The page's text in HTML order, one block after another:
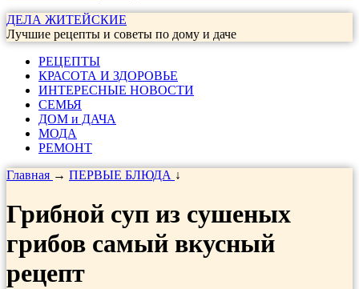
ДЕЛА ЖИТЕЙСКИЕ
Лучшие рецепты и советы по дому и даче
РЕЦЕПТЫ
КРАСОТА И ЗДОРОВЬЕ
ИНТЕРЕСНЫЕ НОВОСТИ
СЕМЬЯ
ДОМ и ДАЧА
МОДА
РЕМОНТ
Главная → ПЕРВЫЕ БЛЮДА ↓
Грибной суп из сушеных
грибов самый вкусный
рецепт